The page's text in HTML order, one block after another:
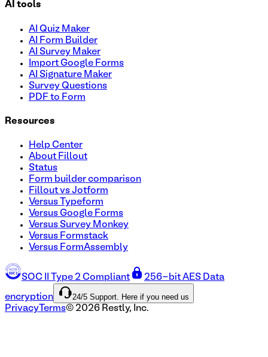
AI tools
AI Quiz Maker
AI Form Builder
AI Survey Maker
Import Google Forms
AI Signature Maker
Survey Questions
PDF to Form
Resources
Help Center
About Fillout
Status
Form builder comparison
Fillout vs Jotform
Versus Typeform
Versus Google Forms
Versus Survey Monkey
Versus Formstack
Versus FormAssembly
SOC II Type 2 Compliant 256-bit AES Data
encryption 24/5 Support. Here if you need us
Privacy Terms© 2026 Restly, Inc.